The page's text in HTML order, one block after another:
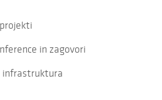
in zagovori
infrastruktura